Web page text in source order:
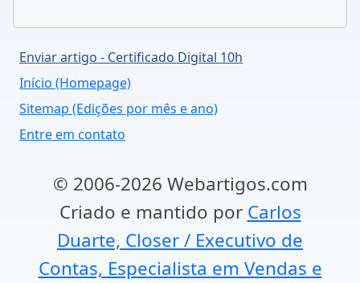
Enviar artigo - Certificado Digital 10h
Início (Homepage)
Sitemap (Edições por mês e ano)
Entre em contato
© 2006-2026 Webartigos.com
Criado e mantido por Carlos
Duarte, Closer / Executivo de
Contas, Especialista em Vendas e